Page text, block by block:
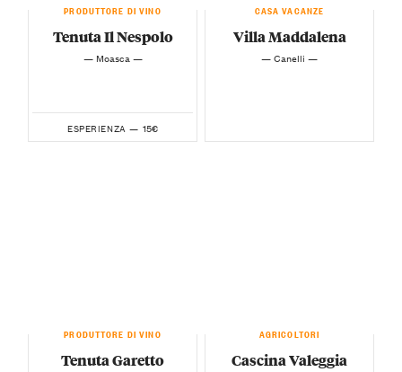
PRODUTTORE DI VINO
Tenuta Il Nespolo
— Moasca —
ESPERIENZA — 15€
CASA VACANZE
Villa Maddalena
— Canelli —
PRODUTTORE DI VINO
Tenuta Garetto
AGRICOLTORI
Cascina Valeggia